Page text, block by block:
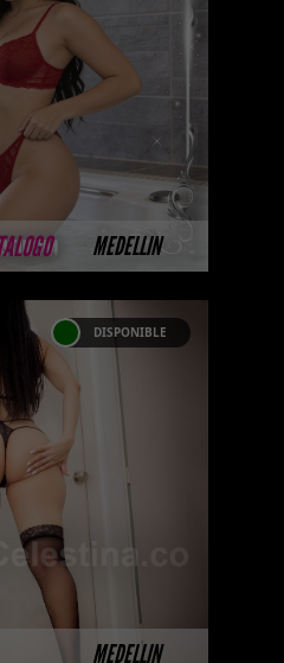
MEDELLIN
a nuestro
Platinum.
de modelos
y
...
MEDELLIN
DISPONIBLE
Medellin .
conmigo
experimentar el
el erotismo y ...